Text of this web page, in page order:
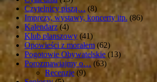
Czytelnicy piszą… (8)
Imprezy, wystawy, koncerty itp. (86)
Kalendarz (4)
Klub planszowy (41)
Opowieści z morałem (62)
Pogotowie Obywatelskie(13)
Porozmawiajmy o… (63)
Recenzje (9)